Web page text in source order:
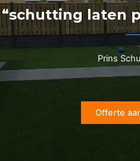
“schutting laten
Prins
Offerte